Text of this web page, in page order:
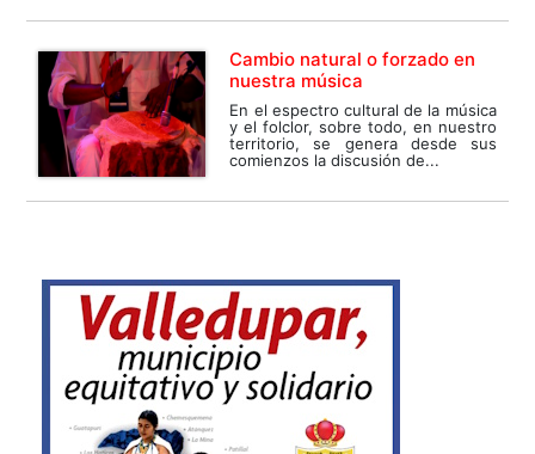
Cambio natural o forzado en
nuestra música
En el espectro cultural de la música
y el folclor, sobre todo, en nuestro
territorio, se genera desde sus
comienzos la discusión de...